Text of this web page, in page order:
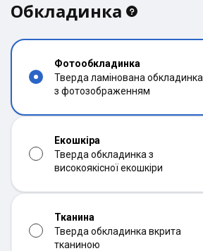
Обкладинка
Фотообкладинка
Тверда ламінована обкладинка
з фотозображенням
Екошкіра
Тверда обкладинка з
високоякісної екошкіри
Тканина
Тверда обкладинка вкрита
тканиною